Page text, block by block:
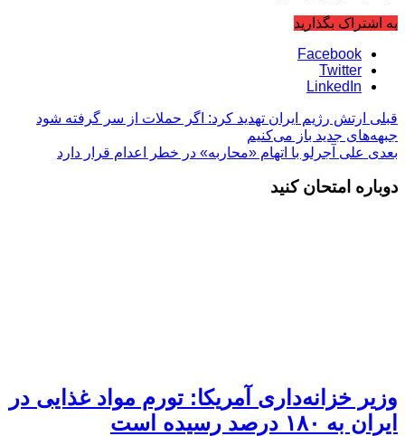
به اشتراک بگذارید
Facebook
Twitter
LinkedIn
قبلی ارتش رژیم ایران تهدید کرد: اگر حملات از سر گرفته شود
جبهه‌های جدید باز می‌کنیم
بعدی علی آجرلو با اتهام «محاربه» در خطر اعدام قرار دارد
دوباره امتحان کنید
وزیر خزانه‌داری آمریکا: تورم مواد غذایی در
ایران به ۱۸۰ درصد رسیده است